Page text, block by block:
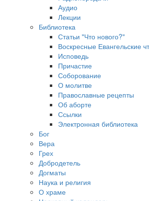
Аудио
Лекции
Библиотека
Статьи "Что нового?"
Воскресные Евангельские
Исповедь
Причастие
Соборование
О молитве
Православные рецепты
Об аборте
Ссылки
Электронная библиотека
Бог
Вера
Грех
Добродетель
Догматы
Наука и религия
О храме